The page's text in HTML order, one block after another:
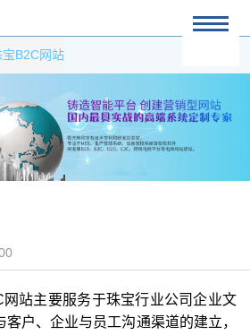
宝B2C网站
站主要服务于珠宝行业公司企业文
户、企业与员工沟通渠道的建立，